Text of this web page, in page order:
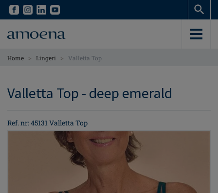
Skip
content
Skip
content
Home > Lingeri > Valletta Top
Valletta Top - deep emerald
Ref. nr: 45131 Valletta Top